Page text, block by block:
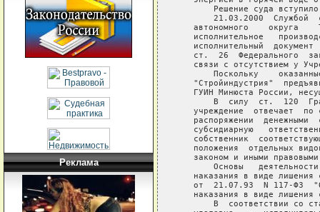
Реклама
Решение суда
21.03.2000  Службой
автономного    округа
исполнительное
исполнительный  документ
ст.  26  Федерального
связи с отсутствием у
Поскольку
"Стройиндустрия"
ГУИН Минюста России,
В  силу  ст.  120
учреждение  отвечает  по
распоряжении  денежными
субсидиарную
собственник
положения  отдельных
законом и иными
Основы
наказания в виде лишения
от  21.07.93  N 117-ФЗ
наказания в виде лишения
В  соответствии со